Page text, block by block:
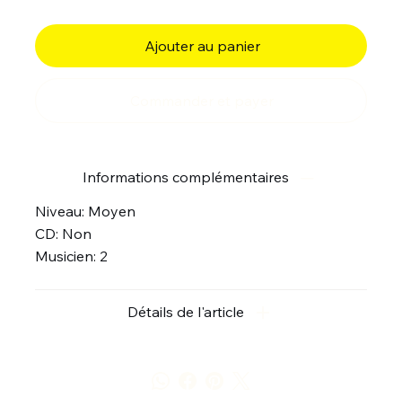
Ajouter au panier
Informations complémentaires
Niveau: Moyen
CD: Non
Musicien: 2
Détails de l'article